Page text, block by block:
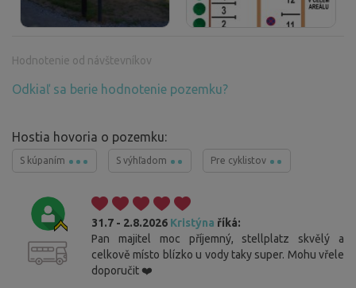
Hodnotenie od návštevníkov
Odkiaľ sa berie hodnotenie pozemku?
Hostia hovoria o pozemku:
S kúpaním S výhľadom Pre cyklistov
31.7 - 2.8.2026 Kristýna říká:
Pan majitel moc příjemný, stellplatz skvělý a
celkově místo blízko u vody taky super. Mohu vřele
doporučit ❤️